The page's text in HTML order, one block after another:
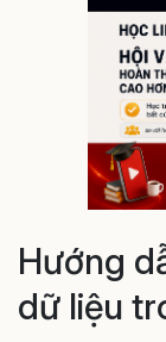
Hướng
dữ liệu